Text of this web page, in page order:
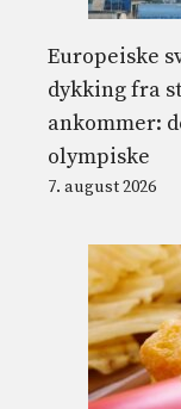
Europeiske
dykking fra
ankommer:
olympiske
7. august 2026